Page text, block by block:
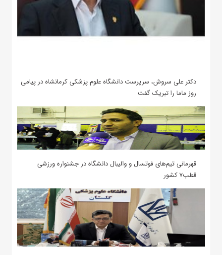
دکتر علی سروش، سرپرست دانشگاه علوم پزشکی کرمانشاه در پیامی
روز ماما را تبریک گفت
قهرمانی تیم‌های فوتسال و والیبال دانشگاه در جشنواره ورزشی
قطب۷ کشور